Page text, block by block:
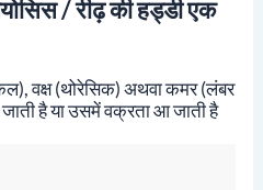
/रीढ़ की हड्डी एक
वक्ष (थोरेसिक) अथवा कमर (लंबर
है या उसमें वक्रता आ जाती है